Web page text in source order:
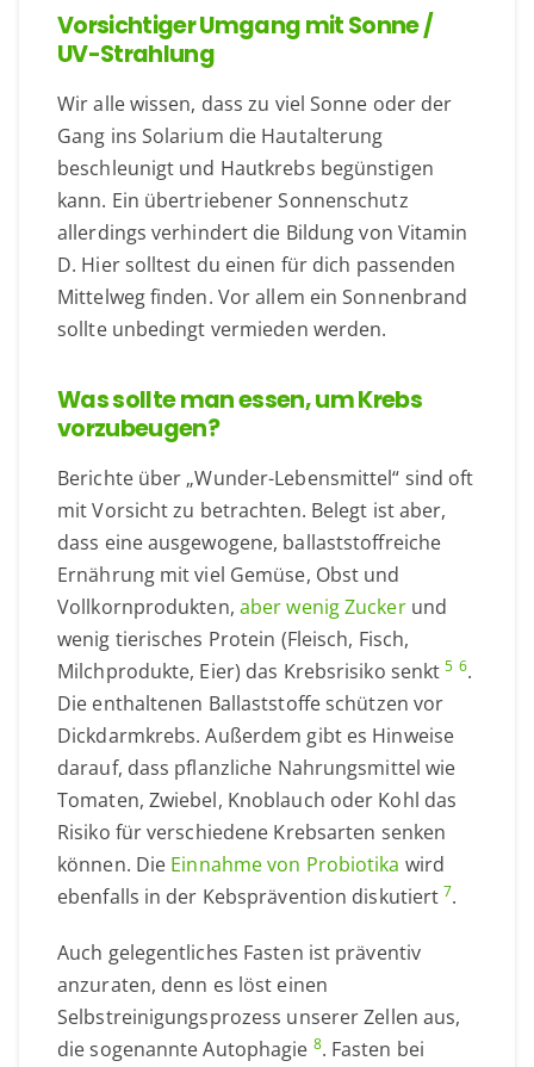
Vorsichtiger Umgang mit Sonne /
UV-Strahlung
Wir alle wissen, dass zu viel Sonne oder der
Gang ins Solarium die Hautalterung
beschleunigt und Hautkrebs begünstigen
kann. Ein übertriebener Sonnenschutz
allerdings verhindert die Bildung von Vitamin
D. Hier solltest du einen für dich passenden
Mittelweg finden. Vor allem ein Sonnenbrand
sollte unbedingt vermieden werden.
Was sollte man essen, um Krebs
vorzubeugen?
Berichte über „Wunder-Lebensmittel“ sind oft
mit Vorsicht zu betrachten. Belegt ist aber,
dass eine ausgewogene, ballaststoffreiche
Ernährung mit viel Gemüse, Obst und
Vollkornprodukten, aber wenig Zuckerund
wenig tierisches Protein (Fleisch, Fisch,
Milchprodukte, Eier) das Krebsrisiko senkt5 6.
Die enthaltenen Ballaststoffe schützen vor
Dickdarmkrebs. Außerdem gibt es Hinweise
darauf, dass pflanzliche Nahrungsmittel wie
Tomaten, Zwiebel, Knoblauch oder Kohl das
Risiko für verschiedene Krebsarten senken
können. Die Einnahme von Probiotika wird
ebenfalls in der Kebsprävention diskutiert7.
Auch gelegentliches Fasten ist präventiv
anzuraten, denn es löst einen
Selbstreinigungsprozess unserer Zellen aus,
die sogenannte Autophagie 8. Fasten bei